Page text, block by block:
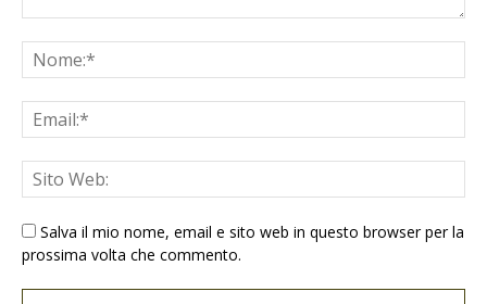
Salva il mio nome, email e sito web in questo browser per la
prossima volta che commento.